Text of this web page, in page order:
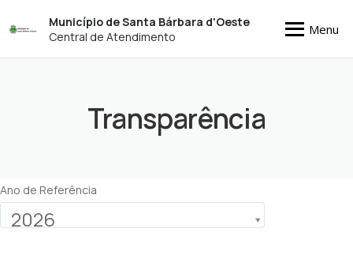
Município de Santa Bárbara d'Oeste
Central de Atendimento
Menu
Transparência
Ano de Referência
2026